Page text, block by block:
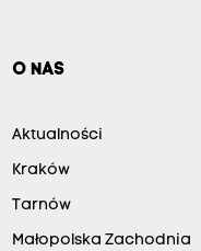
O NAS
Aktualności
Kraków
Tarnów
Małopolska Zachodnia